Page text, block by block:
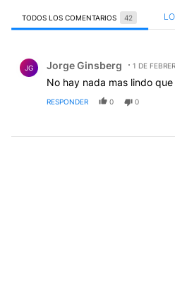
TODOS LOS COMENTARIOS 42
JG Jorge Ginsberg 1 DE
No hay nada mas lindo
RESPONDER 0 0